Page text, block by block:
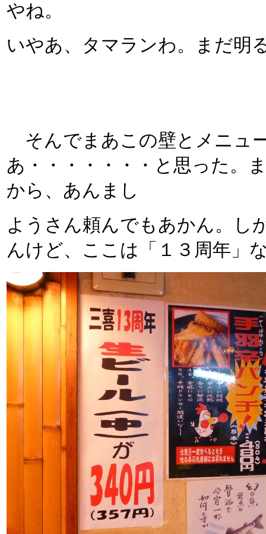
やね。
いやあ、タマランわ。まだ明
そんでまあこの壁とメニュ
あ・・・・・・・と思った。
から、あんまし
ようさん頼んでもあかん。し
んけど、ここは「１３周年」